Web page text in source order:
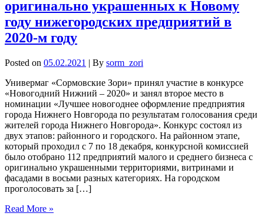
оригинально украшенных к Новому
году нижегородских предприятий в
2020-м году
Posted on 05.02.2021 | By sorm_zori
Универмаг «Сормовские Зори» принял участие в конкурсе
«Новогодний Нижний – 2020» и занял второе место в
номинации «Лучшее новогоднее оформление предприятия
города Нижнего Новгорода по результатам голосования среди
жителей города Нижнего Новгорода». Конкурс состоял из
двух этапов: районного и городского. На районном этапе,
который проходил с 7 по 18 декабря, конкурсной комиссией
было отобрано 112 предприятий малого и среднего бизнеса с
оригинально украшенными территориями, витринами и
фасадами в восьми разных категориях. На городском
проголосовать за […]
Read More »